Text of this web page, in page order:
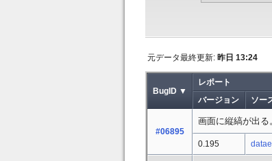
元データ最終更新: 昨日 13:24
BugID ▼
レポート
バージョン
ソー
#06895
画面に縦縞が出る
0.195